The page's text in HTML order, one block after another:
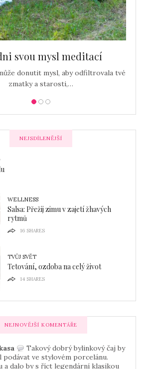
svou mysl meditací
donutit mysl, aby odfiltrovala tvé
zmatky a starosti,…
NEJSDÍLENĚJŠÍ
WELLNESS
Salsa: Přežij zimu v zajetí žhavých
rytmů
16 SHARES
TVŮJ SVĚT
Tetování, ozdoba na celý život
14 SHARES
NEJNOVĚJŠÍ KOMENTÁŘE
Takový dobrý bylinkový čaj by
podávat ve stylovém porcelánu.
a dalo by s říct legendární klasikou